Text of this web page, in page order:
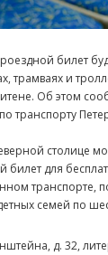
билет
трамваях и
Об этом
транспорту
столице
билет для
транспорте,
семей по
д. 32,